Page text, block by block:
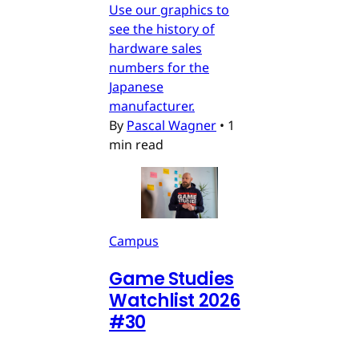
Use our graphics to
see the history of
hardware sales
numbers for the
Japanese
manufacturer.
By Pascal Wagner • 1
min read
Campus
Game Studies
Watchlist 2026
#30